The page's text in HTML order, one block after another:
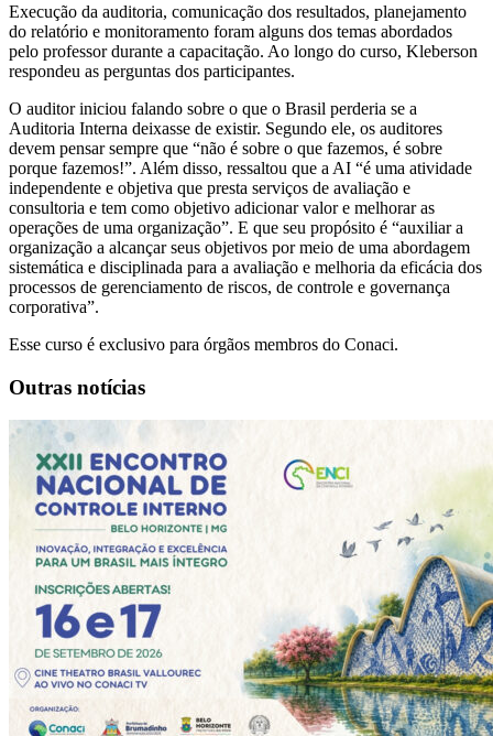
Execução da auditoria, comunicação dos resultados, planejamento
do relatório e monitoramento foram alguns dos temas abordados
pelo professor durante a capacitação. Ao longo do curso, Kleberson
respondeu as perguntas dos participantes.
O auditor iniciou falando sobre o que o Brasil perderia se a
Auditoria Interna deixasse de existir. Segundo ele, os auditores
devem pensar sempre que “não é sobre o que fazemos, é sobre
porque fazemos!”. Além disso, ressaltou que a AI “é uma atividade
independente e objetiva que presta serviços de avaliação e
consultoria e tem como objetivo adicionar valor e melhorar as
operações de uma organização”. E que seu propósito é “auxiliar a
organização a alcançar seus objetivos por meio de uma abordagem
sistemática e disciplinada para a avaliação e melhoria da eficácia dos
processos de gerenciamento de riscos, de controle e governança
corporativa”.
Esse curso é exclusivo para órgãos membros do Conaci.
Outras notícias